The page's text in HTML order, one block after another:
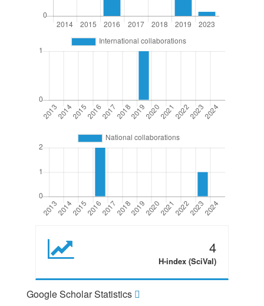
4
H-index (SciVal)
Google Scholar Statistics